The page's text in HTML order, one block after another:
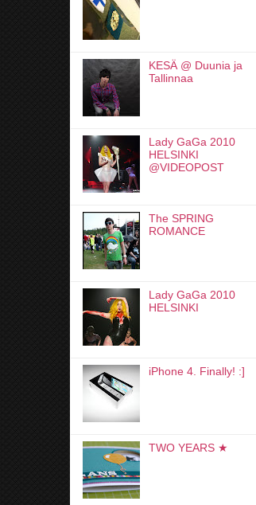
KESÄ @ Duunia ja
Tallinnaa
Lady GaGa 2010
HELSINKI
@VIDEOPOST
The SPRING
ROMANCE
Lady GaGa 2010
HELSINKI
iPhone 4. Finally! :]
TWO YEARS ★